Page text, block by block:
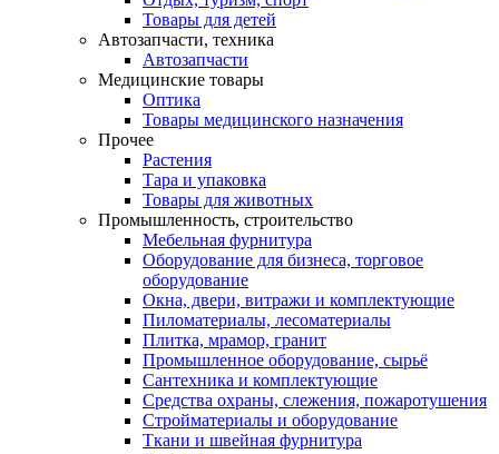
Товары для детей
Автозапчасти, техника
Автозапчасти
Медицинские товары
Оптика
Товары медицинского назначения
Прочее
Растения
Тара и упаковка
Товары для животных
Промышленность, строительство
Мебельная фурнитура
Оборудование для бизнеса, торговое
оборудование
Окна, двери, витражи и комплектующие
Пиломатериалы, лесоматериалы
Плитка, мрамор, гранит
Промышленное оборудование, сырьё
Сантехника и комплектующие
Средства охраны, слежения, пожаротушения
Стройматериалы и оборудование
Ткани и швейная фурнитура